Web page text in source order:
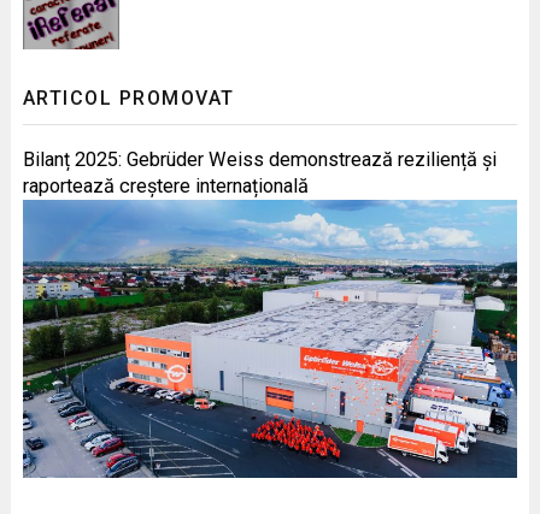
ARTICOL PROMOVAT
Bilanț 2025: Gebrüder Weiss demonstrează reziliență și
raportează creștere internațională